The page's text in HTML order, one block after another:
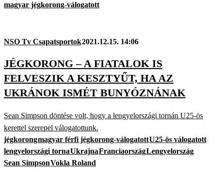
magyar jégkorong-válogatott
NSO Tv Csapatsportok2021.12.15. 14:06
JÉGKORONG – A FIATALOK IS
FELVESZIK A KESZTYŰT, HA AZ
UKRÁNOK ISMÉT BUNYÓZNÁNAK
Sean Simpson döntése volt, hogy a lengyelországi tornán U25-ös
kerettel szerepel válogatottunk.
jégkorongmagyar férfi jégkorong-válogatottU25-ös válogatott
lengyelországi tornaUkrajnaFranciaországLengyelország
Sean SimpsonVokla Roland